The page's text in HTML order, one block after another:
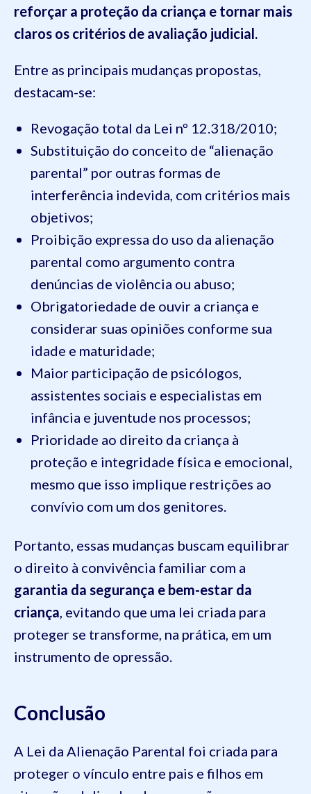
reforçar a proteção da criança e tornar mais
claros os critérios de avaliação judicial.
Entre as principais mudanças propostas,
destacam-se:
Revogação total da Lei nº 12.318/2010;
Substituição do conceito de “alienação
parental” por outras formas de
interferência indevida, com critérios mais
objetivos;
Proibição expressa do uso da alienação
parental como argumento contra
denúncias de violência ou abuso;
Obrigatoriedade de ouvir a criança e
considerar suas opiniões conforme sua
idade e maturidade;
Maior participação de psicólogos,
assistentes sociais e especialistas em
infância e juventude nos processos;
Prioridade ao direito da criança à
proteção e integridade física e emocional,
mesmo que isso implique restrições ao
convívio com um dos genitores.
Portanto, essas mudanças buscam equilibrar
o direito à convivência familiar com a
garantia da segurança e bem-estar da
criança , evitando que uma lei criada para
proteger se transforme, na prática, em um
instrumento de opressão.
Conclusão
A Lei da Alienação Parental foi criada para
proteger o vínculo entre pais e filhos em